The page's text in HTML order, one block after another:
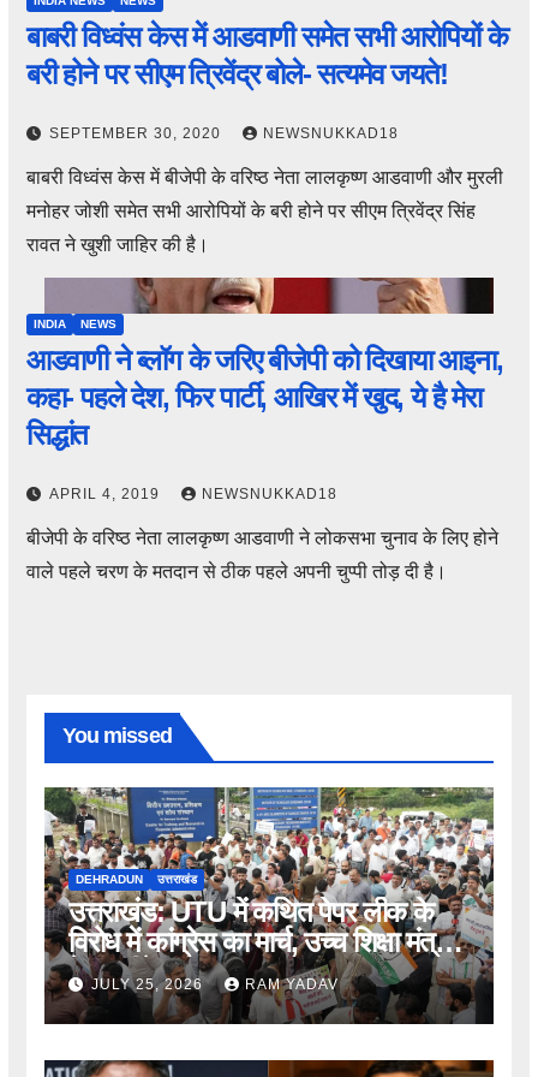
बाबरी विध्वंस केस में आडवाणी समेत सभी आरोपियों के
बरी होने पर सीएम त्रिवेंद्र बोले- सत्यमेव जयते!
SEPTEMBER 30, 2020 NEWSNUKKAD18
बाबरी विध्वंस केस में बीजेपी के वरिष्ठ नेता लालकृष्ण आडवाणी और मुरली
मनोहर जोशी समेत सभी आरोपियों के बरी होने पर सीएम त्रिवेंद्र सिंह
रावत ने खुशी जाहिर की है।
INDIA NEWS
आडवाणी ने ब्लॉग के जरिए बीजेपी को दिखाया आइना,
कहा- पहले देश, फिर पार्टी, आखिर में खुद, ये है मेरा
सिद्धांत
APRIL 4, 2019 NEWSNUKKAD18
बीजेपी के वरिष्ठ नेता लालकृष्ण आडवाणी ने लोकसभा चुनाव के लिए होने
वाले पहले चरण के मतदान से ठीक पहले अपनी चुप्पी तोड़ दी है।
You missed
DEHRADUN उत्तराखंड
उत्तराखंड: UTU में कथित पेपर लीक के
विरोध में कांग्रेस का मार्च, उच्च शिक्षा मंत्री
के इस्तीफे की मांग
JULY 25, 2026 RAM YADAV